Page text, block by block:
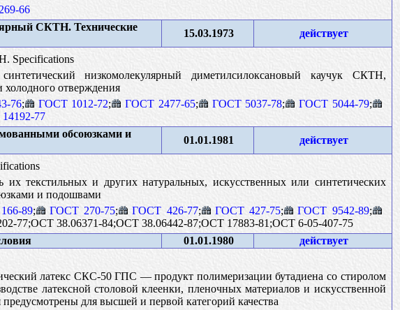
66
СКТН. Технические
15.03.1973 действует
Specifications
низкомолекулярный диметилсилоксановый каучук СКТН,
отверждения
76; ГОСТ 1012-72; ГОСТ 2477-65; ГОСТ 5037-78; ГОСТ 5044-79;
77
обсоюзками и
01.01.1981 действует
их текстильных и других натуральных, искусственных или синтетических
и подошвами
89; ГОСТ 270-75; ГОСТ 426-77; ГОСТ 427-75; ГОСТ 9542-89;
77;ОСТ 38.06371-84;ОСТ 38.06442-87;ОСТ 17883-81;ОСТ 6-05-407-75
01.01.1980
действует
латекс СКС-50 ГПС — продукт полимеризации бутадиена со стиролом
латексной столовой клеенки, пленочных материалов и искусственной
для высшей и первой категорий качества